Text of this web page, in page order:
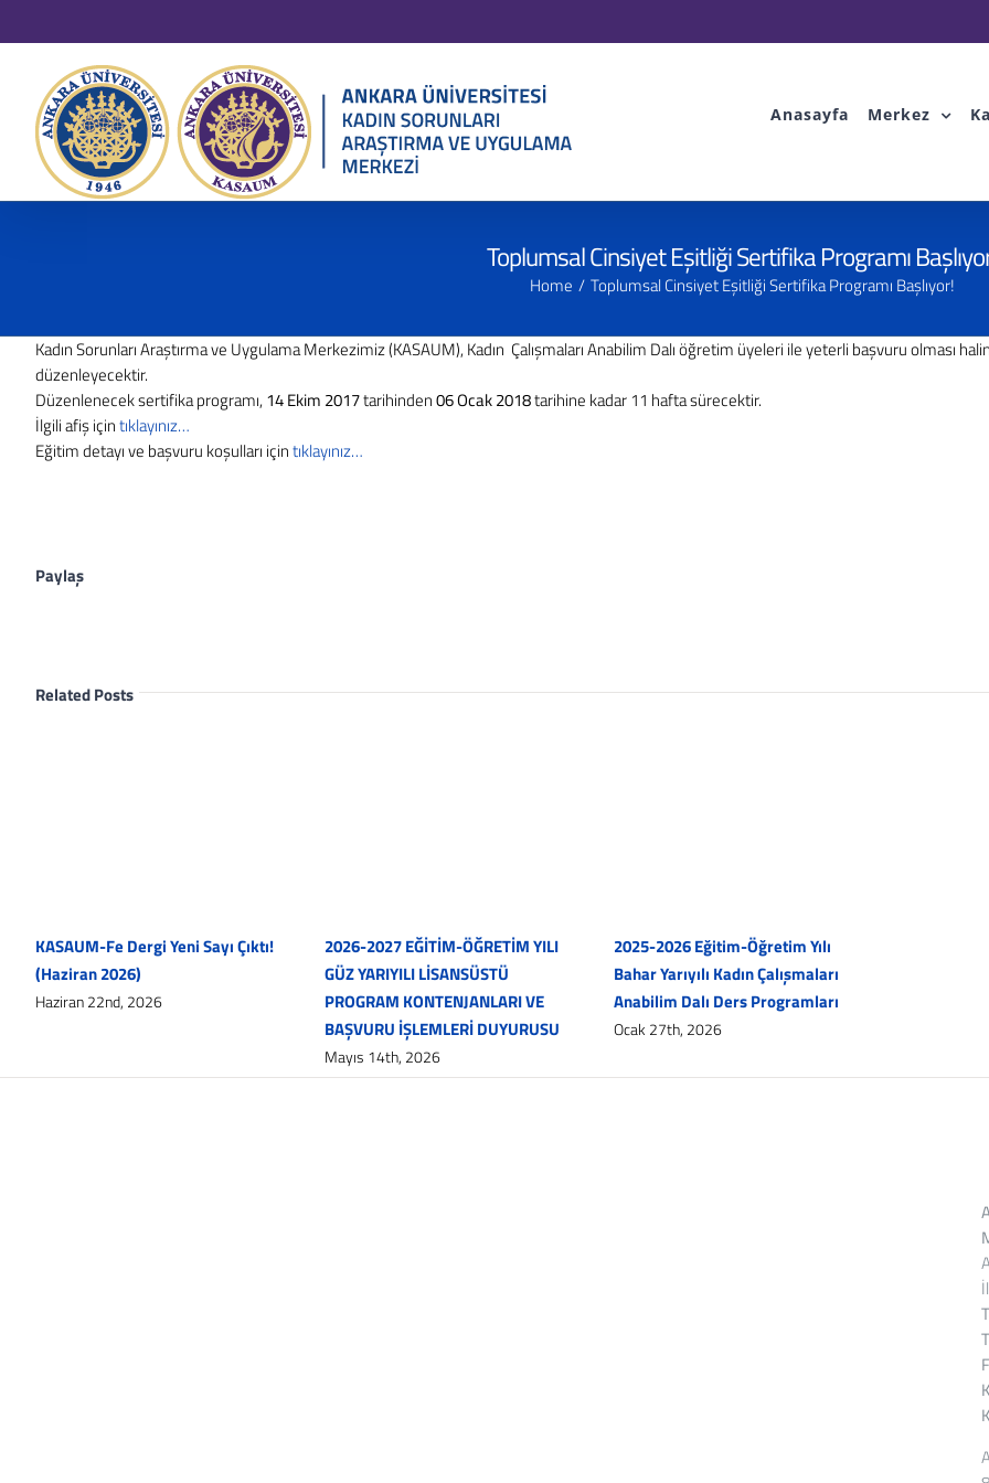
to
Anasayfa Merkez
Toplumsal Cinsiyet Eşitliği Sertifika Programı
Home Toplumsal Cinsiyet Eşitliği Sertifika Programı Başlıyor!
Kadın Sorunları Araştırma ve Uygulama Merkezimiz (KASAUM), Kadın Çalışmaları Anabilim Dalı öğretim üyeleri ile yeterli başvuru olması
düzenleyecektir.
Düzenlenecek sertifika programı, 14 Ekim 2017tarihinden06 Ocak 2018tarihine kadar 11 hafta sürecektir.
İlgili afiş içintıklayınız…
Eğitim detayı ve başvuru koşulları içintıklayınız…
Paylaş
Related Posts
KASAUM-Fe Dergi Yeni Sayı Çıktı!
(Haziran 2026)
Haziran 22nd, 2026
2026-2027 EĞİTİM-ÖĞRETİM YILI
GÜZ YARIYILI LİSANSÜSTÜ
PROGRAM KONTENJANLARI VE
BAŞVURU İŞLEMLERİ DUYURUSU
Mayıs 14th, 2026
2025-2026 Eğitim-Öğretim Yılı
Bahar Yarıyılı Kadın Çalışmaları
Anabilim Dalı Ders Programları
Ocak 27th, 2026